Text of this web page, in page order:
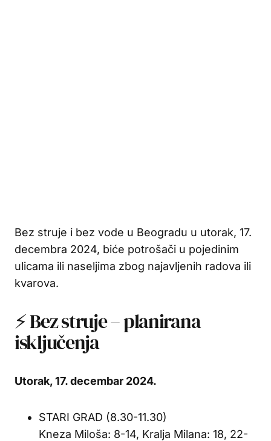
Bez struje i bez vode u Beogradu u utorak, 17.
decembra 2024, biće potrošači u pojedinim
ulicama ili naseljima zbog najavljenih radova ili
kvarova.
⚡ Bez struje – planirana
isključenja
Utorak, 17. decembar 2024.
STARI GRAD (8.30-11.30)
Kneza Miloša: 8-14, Kralja Milana: 18, 22-